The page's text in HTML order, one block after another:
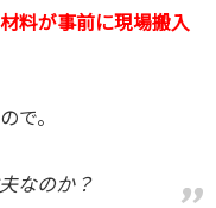
料が事前に現場搬入
で。
なのか？